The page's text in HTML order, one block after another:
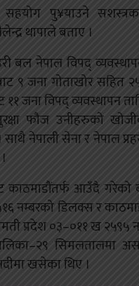
सहयोग पु¥याउने
थापाले बताए ।
बल नेपाल विपद्
९ जना गोताखोर सहित
जना विपद् व्यवस्थापन
फौज उनीहरुको
नेपाली सेना र नेपाल
काठमाडौंतर्फ आउँदै गरेको
नम्बरको डिलक्स र
प्रदेश ०३–०११ ख २५९५
सिमलतालमा
खसेका थिए ।